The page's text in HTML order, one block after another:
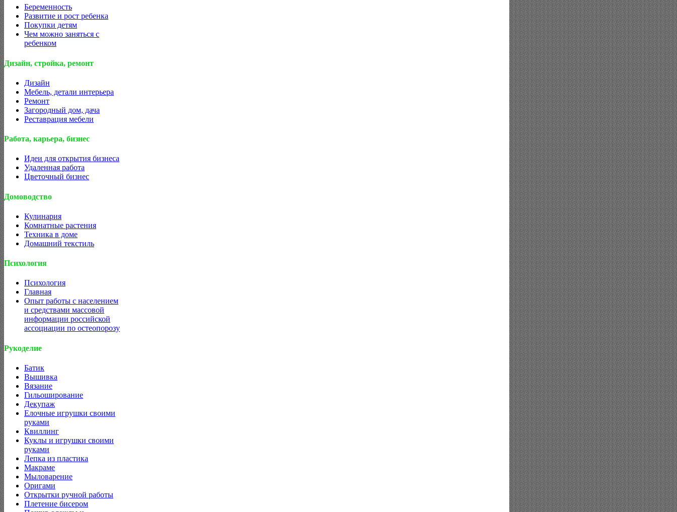
Беременность
Развитие и рост ребенка
Покупки детям
Чем можно заняться с
ребенком
Дизайн, стройка, ремонт
Дизайн
Мебель, детали интерьера
Ремонт
Загородный дом, дача
Реставрация мебели
Работа, карьера, бизнес
Идеи для открытия бизнеса
Удаленная работа
Цветочный бизнес
Домоводство
Кулинария
Комнатные растения
Техника в доме
Домашний текстиль
Психология
Психология
Главная
Опыт работы с населением
и средствами массовой
информации российской
ассоциации по остеопорозу
Рукоделие
Батик
Вышивка
Вязание
Гильоширование
Декупаж
Елочные игрушки своими
руками
Квиллинг
Куклы и игрушки своими
руками
Лепка из пластика
Макраме
Мыловарение
Оригами
Открытки ручной работы
Плетение бисером